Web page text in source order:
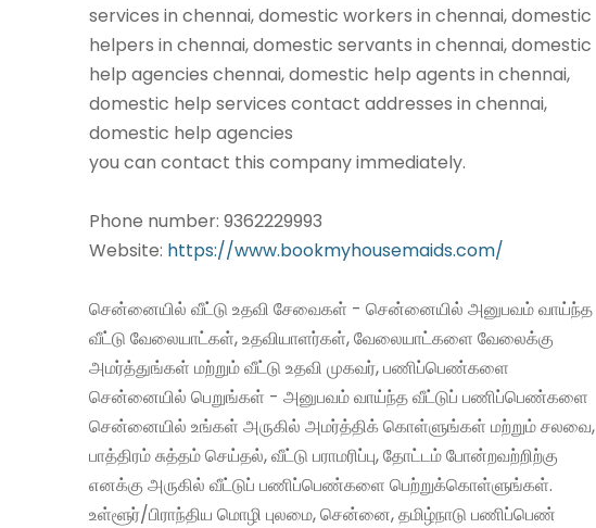
services in chennai, domestic workers in chennai, domestic
helpers in chennai, domestic servants in chennai, domestic
help agencies chennai, domestic help agents in chennai,
domestic help services contact addresses in chennai,
domestic help agencies
you can contact this company immediately.
Phone number: 9362229993
Website: https://www.bookmyhousemaids.com/
சென்னையில் வீட்டு உதவி சேவைகள் - சென்னையில் அனுபவம் வாய்ந்த
வீட்டு வேலையாட்கள், உதவியாளர்கள், வேலையாட்களை வேலைக்கு
அமர்த்துங்கள் மற்றும் வீட்டு உதவி முகவர், பணிப்பெண்களை
சென்னையில் பெறுங்கள் - அனுபவம் வாய்ந்த வீட்டுப் பணிப்பெண்களை
சென்னையில் உங்கள் அருகில் அமர்த்திக் கொள்ளுங்கள் மற்றும் சலவை,
பாத்திரம் சுத்தம் செய்தல், வீட்டு பராமரிப்பு, தோட்டம் போன்றவற்றிற்கு
எனக்கு அருகில் வீட்டுப் பணிப்பெண்களை பெற்றுக்கொள்ளுங்கள்.
உள்ளூர்/பிராந்திய மொழி புலமை, சென்னை, தமிழ்நாடு பணிப்பெண்